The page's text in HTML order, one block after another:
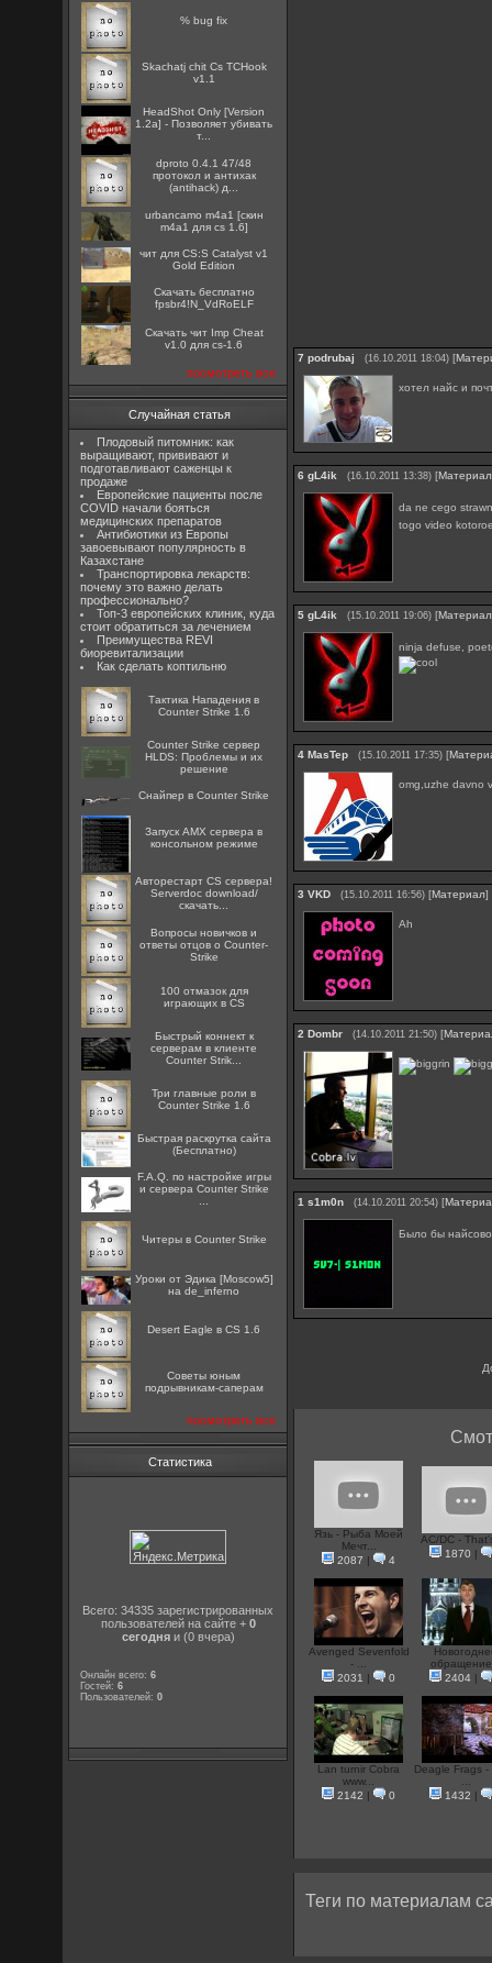
% bug fix
Skachatj chit Cs TCHook
v1.1
HeadShot Only [Version
1.2a] - Позволяет убивать
т...
dproto 0.4.1 47/48
протокол и антихак
(antihack) д...
urbancamo m4a1 [скин
m4a1 для cs 1.6]
чит для CS:S Catalyst v1
Gold Edition
Скачать бесплатно
fpsbr4!N_VdRoELF
Скачать чит Imp Cheat
v1.0 для cs-1.6
посмотреть все
Случайная статья
Плодовый питомник: как
выращивают, прививают и
подготавливают саженцы к
продаже
Европейские пациенты после
COVID начали бояться
медицинских препаратов
Антибиотики из Европы
завоевывают популярность в
Казахстане
Транспортировка лекарств:
почему это важно делать
профессионально?
Топ-3 европейских клиник, куда
стоит обратиться за лечением
Преимущества REVI
биоревитализации
Как сделать коптильню
Тактика Нападения в
Counter Strike 1.6
Counter Strike сервер
HLDS: Проблемы и их
решение
Снайпер в Counter Strike
Запуск AMX сервера в
консольном режиме
Авторестарт CS сервера!
Serverdoc download/
скачать...
Вопросы новичков и
ответы отцов о Counter-
Strike
100 отмазок для
играющих в CS
Быстрый коннект к
серверам в клиенте
Counter Strik...
Три главные роли в
Counter Strike 1.6
Быстрая раскрутка сайта
(Бесплатно)
F.A.Q. по настройке игры
и сервера Counter Strike
Читеры в Counter Strike
Уроки от Эдика [Moscow5]
на de_inferno
Desert Eagle в CS 1.6
Советы юным
подрывникам-саперам
посмотреть все
Статистика
Всего: 34335 зарегистрированных
пользователей на сайте + 0
сегодняи (0 вчера)
Онлайн всего:6
Гостей:6
Пользователей:0
7 podrubaj (16.10.2011 18:04) [
хотел найс и
6 gL4ik (16.10.2011 13:38) [Материал
da ne cego
togo video
5 gL4ik (15.10.2011 19:06) [Материал
ninja defuse,
4 MasTep (15.10.2011 17:35) [
omg,uzhe davno
3 VKD (15.10.2011 16:56) [Материал]
Ah
2 Dombr (14.10.2011 21:50) [
1 s1m0n (14.10.2011 20:54) [
Было бы
Язь - Рыба Моей
Мечт...
2087 | 4
AC/DC -
1870 |
Avenged Sevenfold
- ...
2031 | 0
2404|
Lan turnir Cobra
www...
2142 | 0
Deagle Frags -
1432 |
Теги по материалам